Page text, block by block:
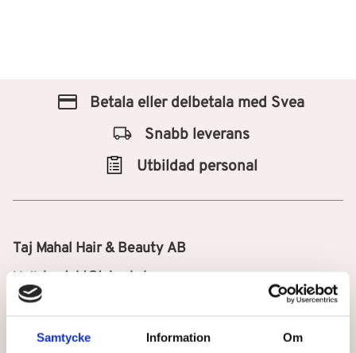
Samtycke Information Om
Betala eller delbetala med Svea
Snabb leverans
Utbildad personal
Taj Mahal Hair & Beauty AB
Mejl:kontakt@tajmahal.se
Taj Mahal är Nordens första löshårsbutik med ett brett
oss arbetar experter inom extensions & produkter, allt för